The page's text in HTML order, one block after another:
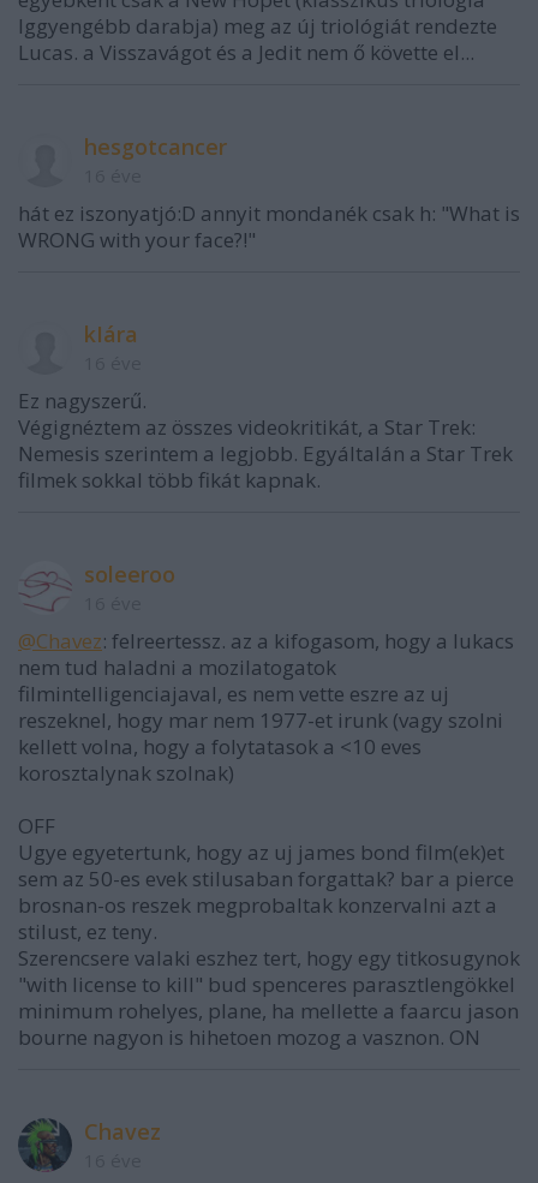
lggyengébb darabja) meg az új triológiát rendezte
Lucas. a Visszavágot és a Jedit nem ő követte el...
hesgotcancer
hát ez iszonyatjó:D annyit mondanék csak h: "What is
WRONG with your face?!"
kIára
Ez nagyszerű.
Végignéztem az összes videokritikát, a Star Trek:
Nemesis szerintem a legjobb. Egyáltalán a Star Trek
filmek sokkal több fikát kapnak.
soleeroo
@Chavez: felreertessz. az a kifogasom, hogy a lukacs
nem tud haladni a mozilatogatok
filmintelligenciajaval, es nem vette eszre az uj
reszeknel, hogy mar nem 1977-et irunk (vagy szolni
kellett volna, hogy a folytatasok a <10 eves
korosztalynak szolnak)
OFF
Ugye egyetertunk, hogy az uj james bond film(ek)et
sem az 50-es evek stilusaban forgattak? bar a pierce
brosnan-os reszek megprobaltak konzervalni azt a
stilust, ez teny.
Szerencsere valaki eszhez tert, hogy egy titkosugynok
"with license to kill" bud spenceres parasztlengökkel
minimum rohelyes, plane, ha mellette a faarcu jason
bourne nagyon is hihetoen mozog a vasznon. ON
Chavez